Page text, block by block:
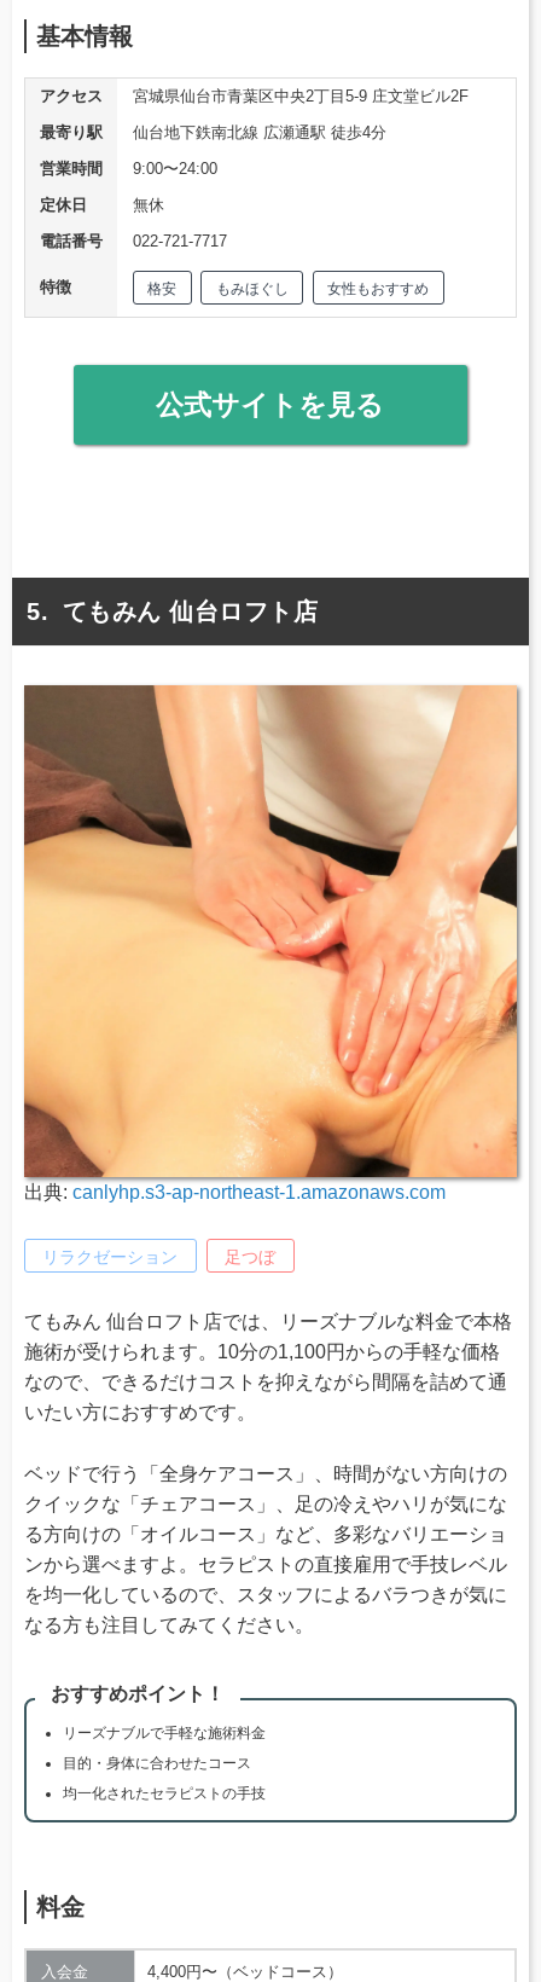
基本情報
アクセス
宮城県仙台市青葉区中央2丁目5-9 庄文堂ビル2F
最寄り駅
仙台地下鉄南北線 広瀬通駅 徒歩4分
営業時間
9:00〜24:00
定休日
無休
電話番号
022-721-7717
特徴 格安 もみほぐし 女性もおすすめ
公式サイトを見る
てもみん 仙台ロフト店
出典: canlyhp.s3-ap-northeast-1.amazonaws.com
リラクゼーション 足つぼ
てもみん 仙台ロフト店では、リーズナブルな料金で本格
施術が受けられます。10分の1,100円からの手軽な価格
なので、できるだけコストを抑えながら間隔を詰めて通
いたい方におすすめです。
ベッドで行う「全身ケアコース」、時間がない方向けの
クイックな「チェアコース」、足の冷えやハリが気にな
る方向けの「オイルコース」など、多彩なバリエーショ
ンから選べますよ。セラピストの直接雇用で手技レベル
を均一化しているので、スタッフによるバラつきが気に
なる方も注目してみてください。
おすすめポイント！
リーズナブルで手軽な施術料金
目的・身体に合わせたコース
均一化されたセラピストの手技
料金
入会金 4,400円〜（ベッドコース）